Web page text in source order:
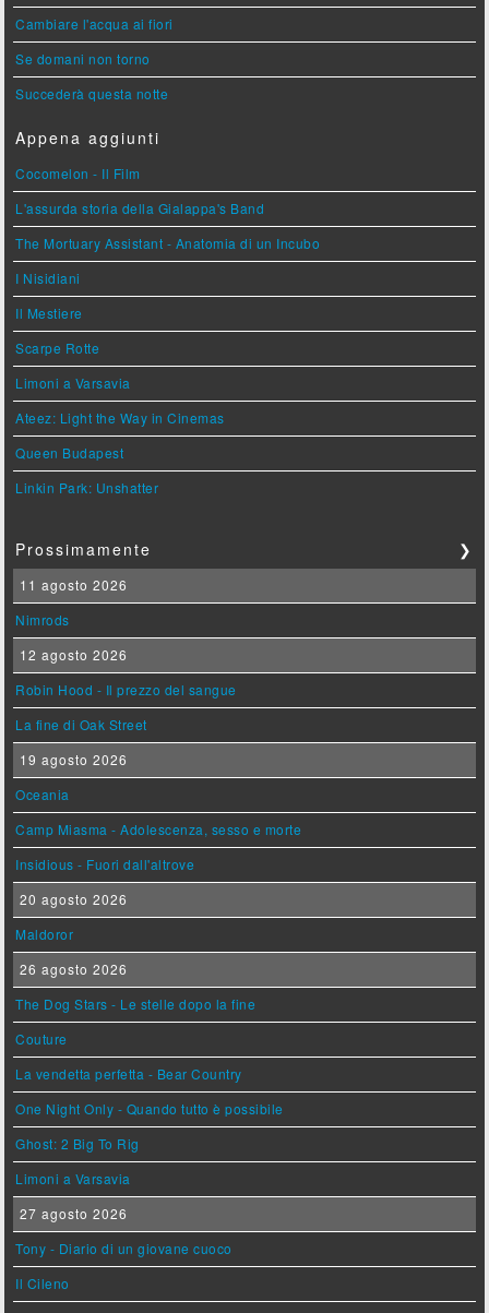
Cambiare l'acqua ai fiori
Se domani non torno
Succederà questa notte
Appena aggiunti
Cocomelon - Il Film
L'assurda storia della Gialappa's Band
The Mortuary Assistant - Anatomia di un Incubo
I Nisidiani
Il Mestiere
Scarpe Rotte
Limoni a Varsavia
Ateez: Light the Way in Cinemas
Queen Budapest
Linkin Park: Unshatter
Prossimamente ❯
11 agosto 2026
Nimrods
12 agosto 2026
Robin Hood - Il prezzo del sangue
La fine di Oak Street
19 agosto 2026
Oceania
Camp Miasma - Adolescenza, sesso e morte
Insidious - Fuori dall'altrove
20 agosto 2026
Maldoror
26 agosto 2026
The Dog Stars - Le stelle dopo la fine
Couture
La vendetta perfetta - Bear Country
One Night Only - Quando tutto è possibile
Ghost: 2 Big To Rig
Limoni a Varsavia
27 agosto 2026
Tony - Diario di un giovane cuoco
Il Cileno